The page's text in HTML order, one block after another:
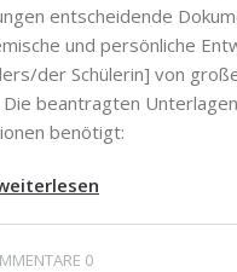
entscheidende
und persönliche
der Schülerin] von
beantragten
benötigt:
0